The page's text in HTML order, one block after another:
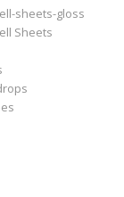
sheets-gloss
Sheets